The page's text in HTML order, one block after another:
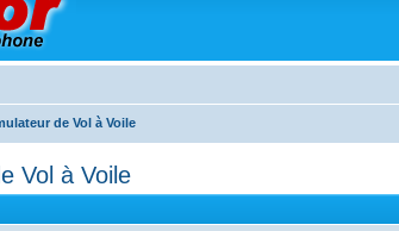
de Vol à Voile
Vol à Voile